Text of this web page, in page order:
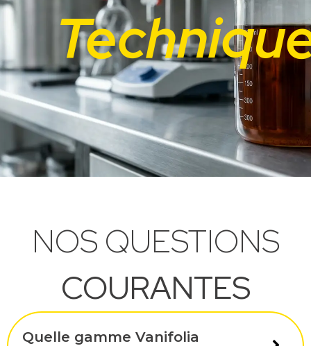
NOS QUESTIONS
COURANTES
Quelle gamme Vanifolia